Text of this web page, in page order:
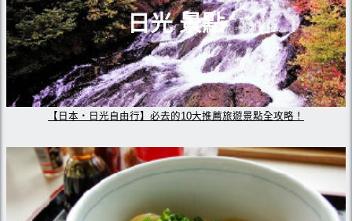
日光 景點
【日本・日光自由行】必去的10大推薦旅遊景點全攻略！